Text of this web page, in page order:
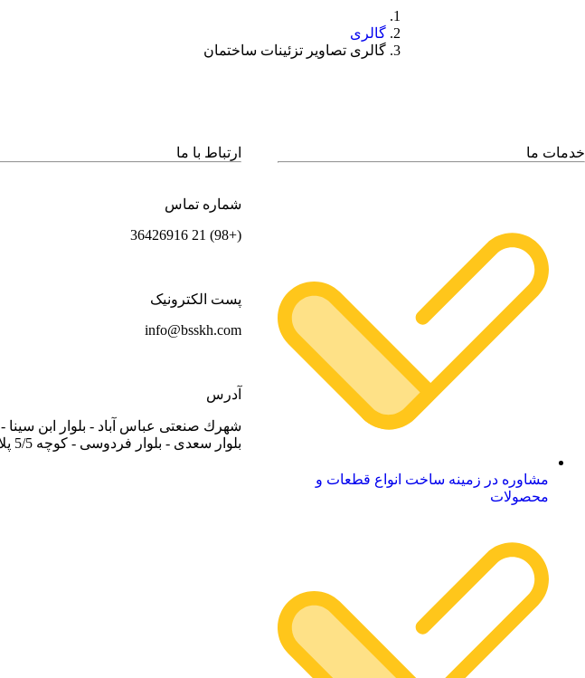
گالری
گالری تصاویر تزئینات ساختمان​
خدمات ما
مشاوره در زمینه ساخت انواع قطعات و
محصولات
ارتباط با ما
شماره تماس
(+98) 21 36426916
پست الکترونیک
info@bsskh.com
آدرس
شهرك صنعتی عباس آباد - بلوار ابن سینا -
بلوار سعدی - بلوار فردوسی - كوچه 5/5 پلاك 1725